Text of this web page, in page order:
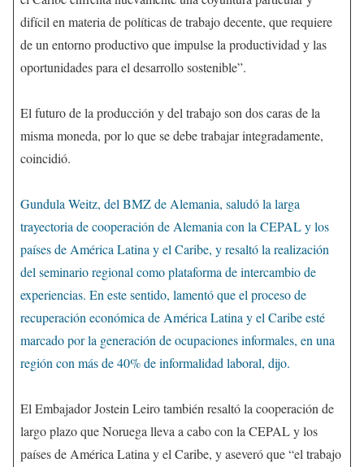
difícil en materia de políticas de trabajo decente, que requiere
de un entorno productivo que impulse la productividad y las
oportunidades para el desarrollo sostenible”.
El futuro de la producción y del trabajo son dos caras de la
misma moneda, por lo que se debe trabajar integradamente,
coincidió.
Gundula Weitz, del BMZ de Alemania, saludó la larga
trayectoria de cooperación de Alemania con la CEPAL y los
países de América Latina y el Caribe, y resaltó la realización
del seminario regional como plataforma de intercambio de
experiencias. En este sentido, lamentó que el proceso de
recuperación económica de América Latina y el Caribe esté
marcado por la generación de ocupaciones informales, en una
región con más de 40% de informalidad laboral, dijo.
El Embajador Jostein Leiro también resaltó la cooperación de
largo plazo que Noruega lleva a cabo con la CEPAL y los
países de América Latina y el Caribe, y aseveró que “el trabajo